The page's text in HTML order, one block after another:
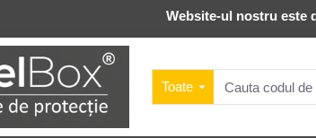
Website-ul nostru este
Toate